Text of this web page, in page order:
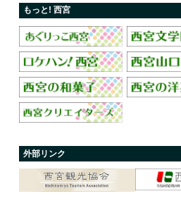
もっと! 西宮
外部リンク